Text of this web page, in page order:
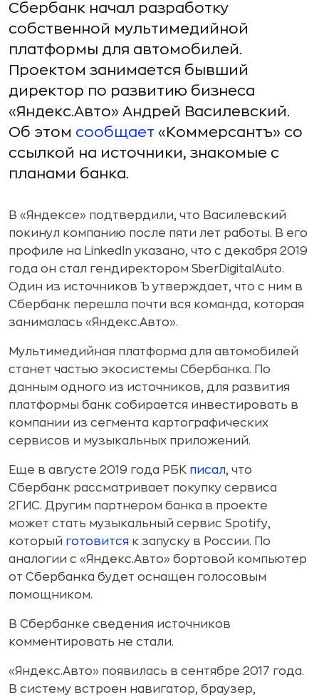
Сбербанк начал разработку
собственной мультимедийной
платформы для автомобилей.
Проектом занимается бывший
директор по развитию бизнеса
«Яндекс.Авто» Андрей Василевский.
Об этом сообщает «Коммерсантъ» со
ссылкой на источники, знакомые с
планами банка.
В «Яндексе» подтвердили, что Василевский
покинул компанию после пяти лет работы. В его
профиле на LinkedIn указано, что с декабря 2019
года он стал гендиректором SberDigitalAuto.
Один из источников Ъ утверждает, что с ним в
Сбербанк перешла почти вся команда, которая
занималась «Яндекс.Авто».
Мультимедийная платформа для автомобилей
станет частью экосистемы Сбербанка. По
данным одного из источников, для развития
платформы банк собирается инвестировать в
компании из сегмента картографических
сервисов и музыкальных приложений.
Еще в августе 2019 года РБК писал, что
Сбербанк рассматривает покупку сервиса
2ГИС. Другим партнером банка в проекте
может стать музыкальный сервис Spotify,
который готовится к запуску в России. По
аналогии с «Яндекс.Авто» бортовой компьютер
от Сбербанка будет оснащен голосовым
помощником.
В Сбербанке сведения источников
комментировать не стали.
«Яндекс.Авто» появилась в сентябре 2017 года.
В систему встроен навигатор, браузер,